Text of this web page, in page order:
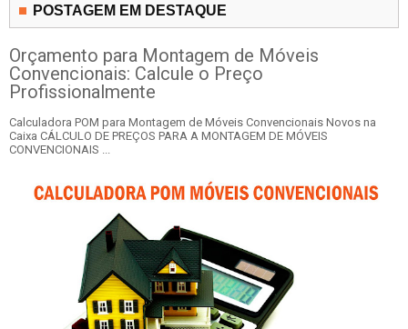
POSTAGEM EM DESTAQUE
Orçamento para Montagem de Móveis
Convencionais: Calcule o Preço
Profissionalmente
Calculadora POM para Montagem de Móveis Convencionais Novos na
Caixa CÁLCULO DE PREÇOS PARA A MONTAGEM DE MÓVEIS
CONVENCIONAIS ...